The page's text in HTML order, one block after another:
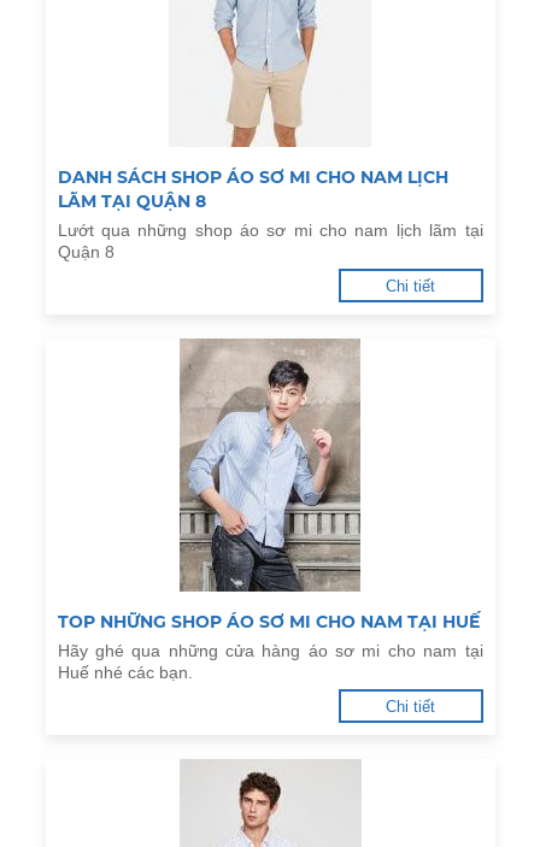
DANH SÁCH SHOP ÁO SƠ MI CHO NAM LỊCH
LÃM TẠI QUẬN 8
Lướt qua những shop áo sơ mi cho nam lịch lãm tại
Quận 8
Chi tiết
TOP NHỮNG SHOP ÁO SƠ MI CHO NAM TẠI HUẾ
Hãy ghé qua những cửa hàng áo sơ mi cho nam tại
Huế nhé các bạn.
Chi tiết